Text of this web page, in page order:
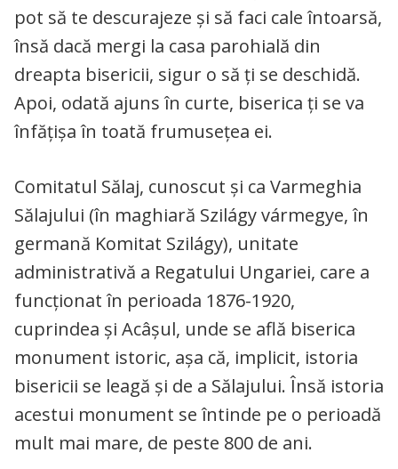
pot să te descurajeze și să faci cale întoarsă,
însă dacă mergi la casa parohială din
dreapta bisericii, sigur o să ți se deschidă.
Apoi, odată ajuns în curte, biserica ți se va
înfățișa în toată frumusețea ei.
Comitatul Sălaj, cunoscut și ca Varmeghia
Sălajului (în maghiară Szilágy vármegye, în
germană Komitat Szilágy), unitate
administrativă a Regatului Ungariei, care a
funcționat în perioada 1876-1920,
cuprindea și Acâșul, unde se află biserica
monument istoric, așa că, implicit, istoria
bisericii se leagă și de a Sălajului. Însă istoria
acestui monument se întinde pe o perioadă
mult mai mare, de peste 800 de ani.